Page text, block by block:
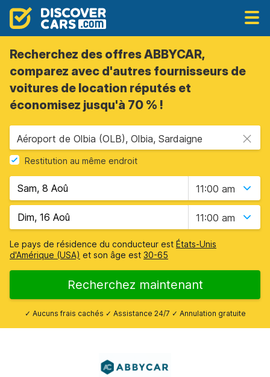
Recherchez des offres ABBYCAR,
comparez avec d'autres fournisseurs de
voitures de location réputés et
économisez jusqu'à 70 % !
Aéroport de Olbia (OLB), Olbia, Sardaigne
Restitution au même endroit
11:00 am
11:00 am
Le pays de résidence du conducteur est États-Unis
d'Amérique (USA) et son âge est 30-65
Recherchez maintenant
✓ Aucuns frais cachés ✓ Assistance 24/7 ✓ Annulation gratuite